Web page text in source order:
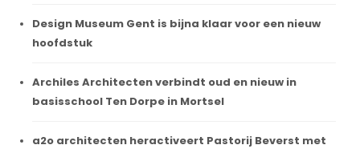
Design Museum Gent is bijna klaar voor een nieuw
hoofdstuk
Archiles Architecten verbindt oud en nieuw in
basisschool Ten Dorpe in Mortsel
a2o architecten heractiveert Pastorij Beverst met